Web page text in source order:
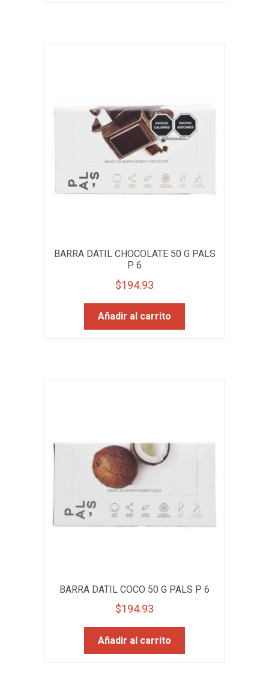
BARRA DATIL CHOCOLATE 50 G PALS
P 6
$194.93
Añadir al carrito
BARRA DATIL COCO 50 G PALS P 6
$194.93
Añadir al carrito